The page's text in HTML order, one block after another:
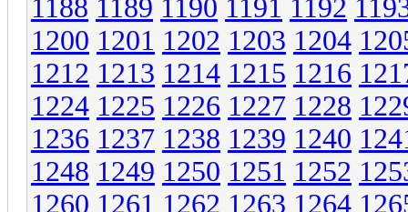
1188 1189 1190 1191 1192
1200 1201 1202 1203 1204
1212 1213 1214 1215 1216
1224 1225 1226 1227 1228
1236 1237 1238 1239 1240
1248 1249 1250 1251 1252
1260 1261 1262 1263 1264